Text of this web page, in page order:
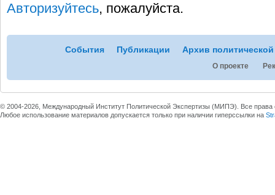
Авторизуйтесь, пожалуйста.
События Публикации Архив
О проекте
© 2004-2026, Международный Институт Политической Экспертизы (МИПЭ). Все права
Любое использование материалов допускается только при наличии гиперссылки на